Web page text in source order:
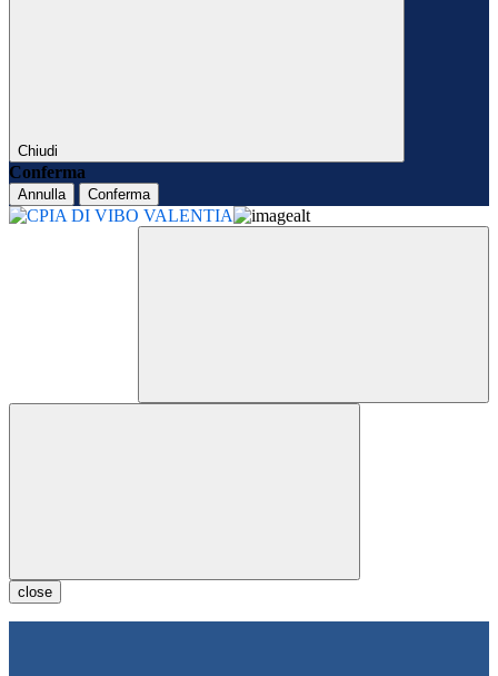
Chiudi
Conferma
Annulla Conferma
close